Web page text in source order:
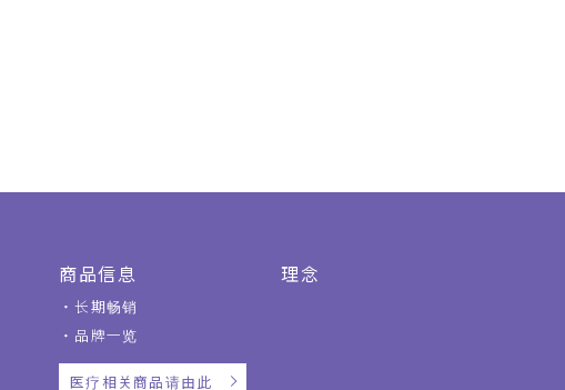
商品信息
长期畅销
品牌一览
医疗相关商品请由此
理念